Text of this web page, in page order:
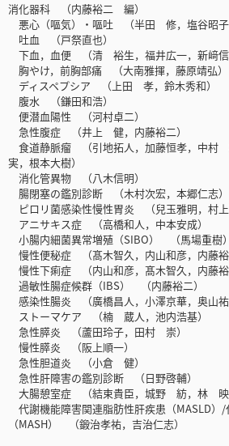
消化器科 （内藤裕二 編）
悪心（嘔気）・嘔吐 （半田 修，塩谷昭子
吐血 （戸祭直也）
下血，血便 （清 裕生，福井広一，新﨑信
胸やけ，前胸部痛 （大南雅揮，藤原靖弘）
ディスペプシア （上田 孝，鈴木秀和）
腹水 （鎌田和浩）
便潜血陽性 （河村卓二）
急性腹症 （井上 健，内藤裕二）
食道静脈瘤 （引地拓人，加藤恒孝，中
実，根本大樹）
消化管異物 （八木信明）
腸閉塞の鑑別診断 （木村次宏，本郷仁志）
ピロリ菌感染性慢性胃炎 （兒玉雅明，村上
アニサキス症 （高橋和人，中本安成）
小腸内細菌異常増殖（SIBO） （馬場重樹）
慢性便秘症 （髙木智久，内山和彦，内藤裕
慢性下痢症 （内山和彦，髙木智久，内藤裕
過敏性腸症候群（IBS） （内藤裕二）
感染性腸炎 （廣橋昌人，小澤京華，奥山祐
ストーマケア （楠 蔵人，池内浩基）
急性膵炎 （蘆田玲子，田村 崇）
慢性膵炎 （阪上順一）
急性胆道炎 （小倉 健）
急性肝障害の鑑別診断 （日野啓輔）
大腸憩室症 （結束貴臣，城野 紡，林 映
代謝機能障害関連脂肪性肝疾患（MASLD）
（MASH） （鍛治孝祐，吉治仁志）